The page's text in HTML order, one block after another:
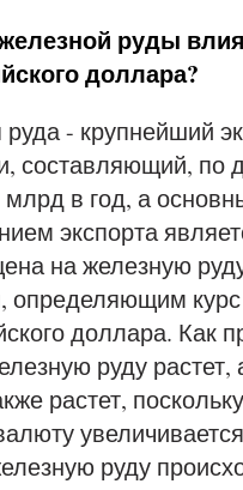
руды
доллара?
- крупнейший
составляющий, по
млрд в год, а
экспорта
на железную
определяющим курс
доллара. Как
руду растет,
растет,
руду